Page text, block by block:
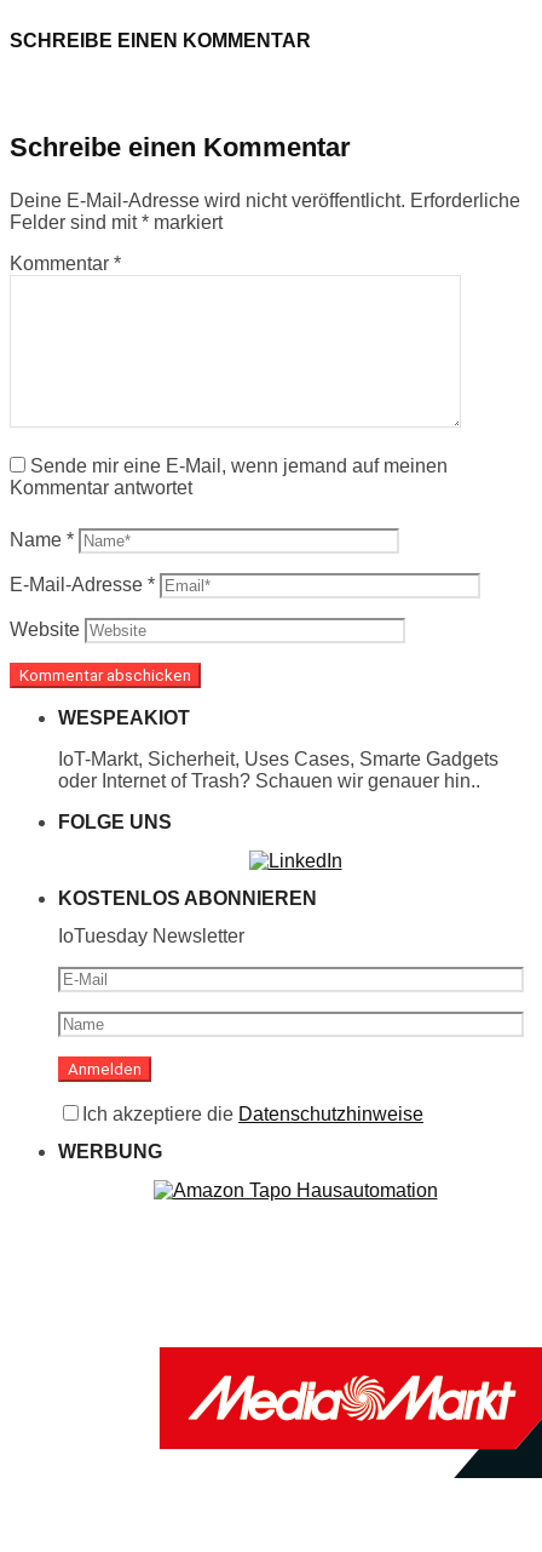
SCHREIBE EINEN KOMMENTAR
Schreibe einen Kommentar
Deine E-Mail-Adresse wird nicht veröffentlicht. Erforderliche
Felder sind mit* markiert
Kommentar *
Sende mir eine E-Mail, wenn jemand auf meinen
Kommentar antwortet
Name *
E-Mail-Adresse *
Website
WESPEAKIOT
IoT-Markt, Sicherheit, Uses Cases, Smarte Gadgets
oder Internet of Trash? Schauen wir genauer hin..
FOLGE UNS
KOSTENLOS ABONNIEREN
IoTuesday Newsletter
Ich akzeptiere die Datenschutzhinweise
WERBUNG